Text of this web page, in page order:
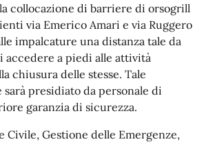
collocazione di barriere di orsogrill
via Emerico Amari e via Ruggero
impalcature una distanza tale da
a piedi alle attività
chiusura delle stesse. Tale
presidiato da personale di
garanzia di sicurezza.
Civile, Gestione delle Emergenze,